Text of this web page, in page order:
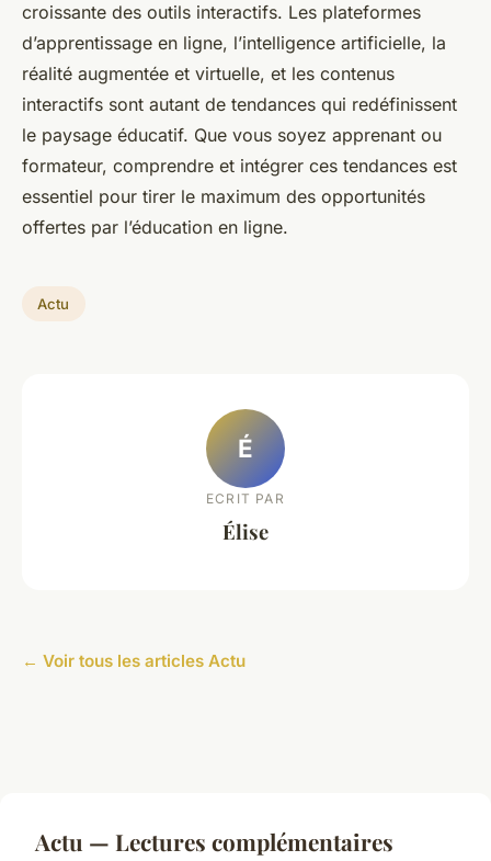
croissante des outils interactifs. Les plateformes
d’apprentissage en ligne, l’intelligence artificielle, la
réalité augmentée et virtuelle, et les contenus
interactifs sont autant de tendances qui redéfinissent
le paysage éducatif. Que vous soyez apprenant ou
formateur, comprendre et intégrer ces tendances est
essentiel pour tirer le maximum des opportunités
offertes par l’éducation en ligne.
Actu
É
ECRIT PAR
Élise
← Voir tous les articles Actu
Actu — Lectures complémentaires